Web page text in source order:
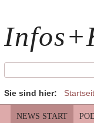
Sie sind hier:
NEWS START